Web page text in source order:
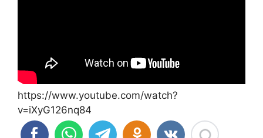
https://www.youtube.com/watch?
v=iXyG126nq84